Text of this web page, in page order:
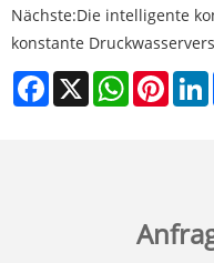
Nächste:Die intelligente
konstante
Facebook
X WhatsApp